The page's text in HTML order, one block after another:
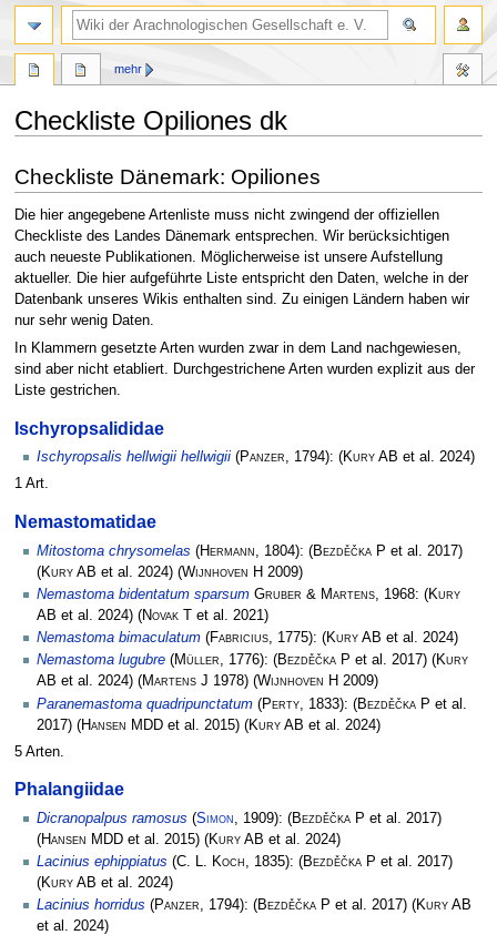
Checkliste Opiliones dk
Navigation
springen
Suche
springen
Checkliste Dänemark: Opiliones
Die hier angegebene Artenliste muss nicht zwingend der offiziellen
Checkliste des Landes Dänemark entsprechen. Wir berücksichtigen
auch neueste Publikationen. Möglicherweise ist unsere Aufstellung
aktueller. Die hier aufgeführte Liste entspricht den Daten, welche in der
Datenbank unseres Wikis enthalten sind. Zu einigen Ländern haben wir
nur sehr wenig Daten.
In Klammern gesetzte Arten wurden zwar in dem Land nachgewiesen,
sind aber nicht etabliert. Durchgestrichene Arten wurden explizit aus der
Liste gestrichen.
Ischyropsalididae
Ischyropsalis hellwigii hellwigii (Panzer, 1794): (Kury AB et al. 2024)
1 Art.
Nemastomatidae
Mitostoma chrysomelas (Hermann , 1804): (Bezděčka P et al. 2017)
(Kury AB et al. 2024) (Wijnhoven H 2009)
Nemastoma bidentatum sparsum Gruber & Martens, 1968: (Kury
AB et al. 2024) (Novak T et al. 2021)
Nemastoma bimaculatum (Fabricius, 1775): (Kury AB et al. 2024)
Nemastoma lugubre (Müller, 1776): (Bezděčka P et al. 2017) (Kury
AB et al. 2024) (Martens J 1978) (Wijnhoven H 2009)
Paranemastoma quadripunctatum (Perty , 1833): (Bezděčka P et al.
2017) (Hansen MDD et al. 2015) (Kury AB et al. 2024)
5 Arten.
Phalangiidae
Dicranopalpus ramosus (Simon , 1909): (Bezděčka P et al. 2017)
(Hansen MDD et al. 2015) (Kury AB et al. 2024)
Lacinius ephippiatus (C. L. Koch, 1835): (Bezděčka P et al. 2017)
(Kury AB et al. 2024)
Lacinius horridus (Panzer, 1794): (Bezděčka P et al. 2017) (Kury AB
et al. 2024)
mehr